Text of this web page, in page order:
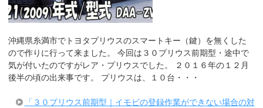
沖縄県糸満市でトヨタプリウスのスマートキー（鍵）を無くした
ので作りに行って来ました。 今回は３０プリウス前期型・途中で
気が付いたのですがレア・プリウスでした。 ２０１６年の１２月
後半の頃の出来事です。 プリウスは、１０台・・・
「３０プリウス前期型｜イモビの登録作業ができない場合の対